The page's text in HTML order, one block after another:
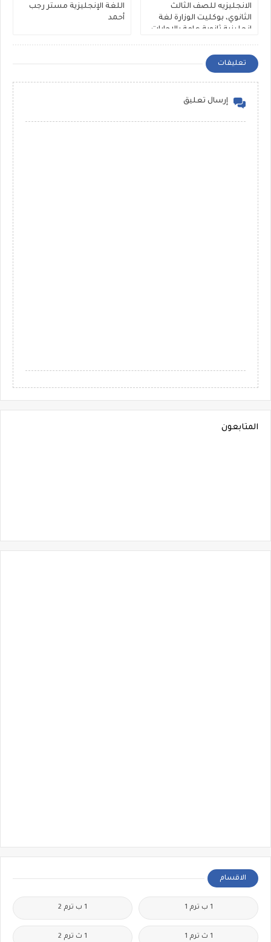
الانجليزيه للصف الثالث
الثانوي، بوكليت الوزارة لغة
إنجليزية ثانوية عامة بالإجابات
اللغة الإنجليزية مستر رجب
أحمد
تعليقات
إرسال تعليق
المتابعون
الاقسام
1 ب ترم 1 1 ب ترم 2
1 ث ترم 1 1 ث ترم 2